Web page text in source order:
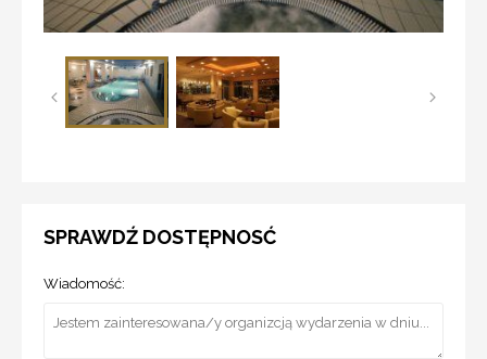
SPRAWDŹ DOSTĘPNOSĆ
Wiadomość: